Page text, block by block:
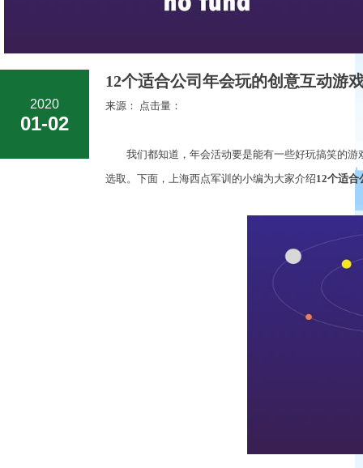
2020
01-02
12个适合公司年会玩的创意互动游
来源： 点击量：
我们都知道，年会活动要是能有一些好玩搞笑的游
选取。下面，上海西点军训的小编为大家介绍12个适合